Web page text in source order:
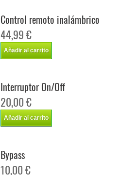
Control remoto inalámbrico
44,99 €
Añadir al carrito
Interruptor On/Off
20,00 €
Añadir al carrito
Bypass
10,00 €